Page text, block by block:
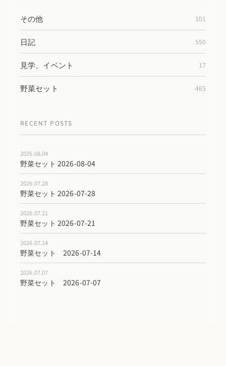
その他 101
日記 550
見学、イベント 17
野菜セット 465
RECENT POSTS
2026.08.04
野菜セット 2026-08-04
2026.07.28
野菜セット 2026-07-28
2026.07.21
野菜セット 2026-07-21
2026.07.14
野菜セット 2026-07-14
2026.07.07
野菜セット 2026-07-07